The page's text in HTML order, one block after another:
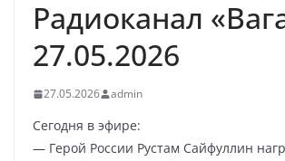
Радиоканал
27.05.2026
27.05.2026 admin
Сегодня в эфире:
— Герой России Рустам Сайфуллин